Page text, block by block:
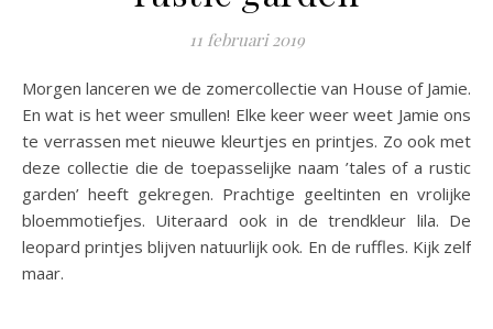
11 februari 2019
Morgen lanceren we de zomercollectie van House of Jamie.
En wat is het weer smullen! Elke keer weer weet Jamie ons
te verrassen met nieuwe kleurtjes en printjes. Zo ook met
deze collectie die de toepasselijke naam ’tales of a rustic
garden’ heeft gekregen. Prachtige geeltinten en vrolijke
bloemmotiefjes. Uiteraard ook in de trendkleur lila. De
leopard printjes blijven natuurlijk ook. En de ruffles. Kijk zelf
maar.